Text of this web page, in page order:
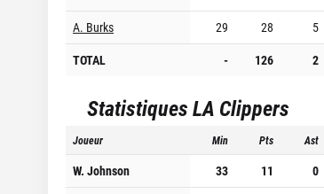
A. Burks
29 28 5
TOTAL
- 126 2
StatistiquesLA Clippers
Joueur Min Pts Ast
W. Johnson 33 11 0